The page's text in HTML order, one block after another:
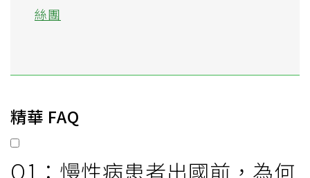
絲團
精華 FAQ
Q1：慢性病患者出國前，為何